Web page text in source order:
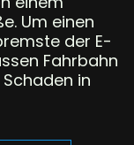
Um einen
der E-
Fahrbahn
in